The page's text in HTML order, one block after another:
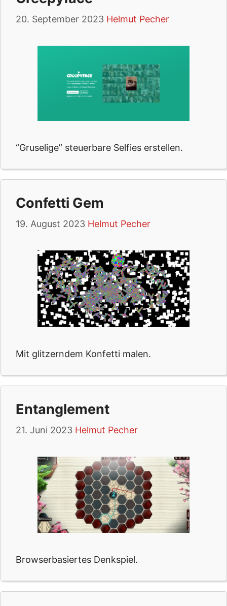
20. September 2023 Helmut Pecher
“Gruselige” steuerbare Selfies erstellen.
Confetti Gem
19. August 2023 Helmut Pecher
Mit glitzerndem Konfetti malen.
Entanglement
21. Juni 2023 Helmut Pecher
Browserbasiertes Denkspiel.